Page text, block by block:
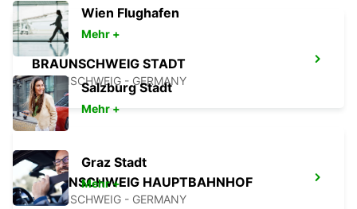
BRAUNSCHWEIG STADT
BRAUNSCHWEIG - GERMANY
BRAUNSCHWEIG HAUPTBAHNHOF
BRAUNSCHWEIG - GERMANY
Wien Flughafen
Mehr +
Salzburg Stadt
Mehr +
Graz Stadt
Mehr +